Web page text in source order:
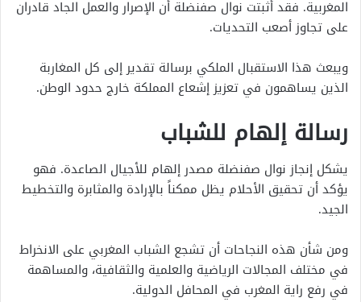
المغربية. فقد أثبتت نوال صفنضلة أن الإصرار والعمل الجاد قادران
على تجاوز أصعب التحديات.
ويبعث هذا الاستقبال الملكي برسالة تقدير إلى كل المغاربة
الذين يساهمون في تعزيز إشعاع المملكة خارج حدود الوطن.
رسالة إلهام للشباب
يشكل إنجاز نوال صفنضلة مصدر إلهام للأجيال الصاعدة. فهو
يؤكد أن تحقيق الأحلام يظل ممكناً بالإرادة والمثابرة والتخطيط
الجيد.
ومن شأن هذه النجاحات أن تشجع الشباب المغربي على الانخراط
في مختلف المجالات الرياضية والعلمية والثقافية، والمساهمة
في رفع راية المغرب في المحافل الدولية.